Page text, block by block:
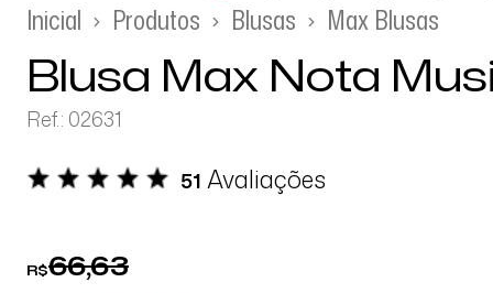
Inicial Produtos Blusas Max Blusas
Blusa Max Nota
Ref.: 02631
51 Avaliações
R$66,63